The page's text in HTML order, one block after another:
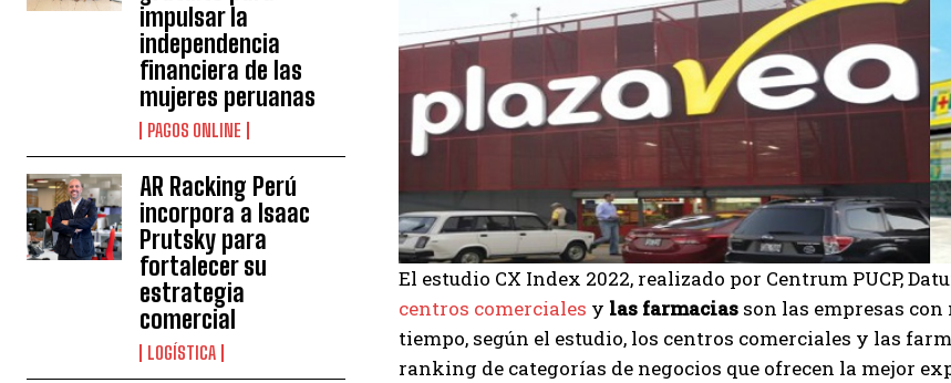
impulsar la
independencia
financiera de las
mujeres peruanas
PAGOS ONLINE
AR Racking Perú
incorpora a Isaac
Prutsky para
fortalecer su
estrategia
comercial
LOGÍSTICA
El estudio CX Index 2022, realizado por Centrum PUCP,
centros comerciales y las farmacias son las empresas
tiempo, según el estudio, los centros comerciales y las
ranking de categorías de negocios que ofrecen la mejor